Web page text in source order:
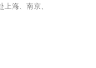
上海、南京、